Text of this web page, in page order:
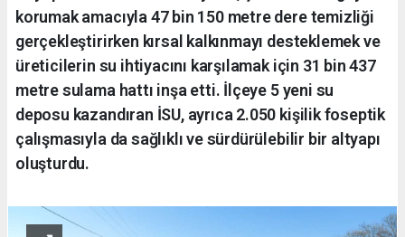
korumak amacıyla 47 bin 150 metre dere temizliği
gerçekleştirirken kırsal kalkınmayı desteklemek ve
üreticilerin su ihtiyacını karşılamak için 31 bin 437
metre sulama hattı inşa etti. İlçeye 5 yeni su
deposu kazandıran İSU, ayrıca 2.050 kişilik foseptik
çalışmasıyla da sağlıklı ve sürdürülebilir bir altyapı
oluşturdu.